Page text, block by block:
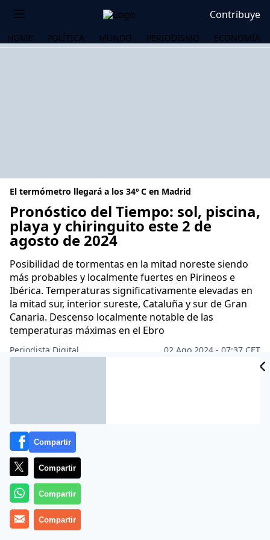
Contribuye
HOME POLÍTICA MUNDO PERIODISMO ECONOMÍA
El termómetro llegará a los 34º C en Madrid
Pronóstico del Tiempo: sol, piscina,
playa y chiringuito este 2 de
agosto de 2024
Posibilidad de tormentas en la mitad noreste siendo
más probables y localmente fuertes en Pirineos e
Ibérica. Temperaturas significativamente elevadas en
la mitad sur, interior sureste, Cataluña y sur de Gran
Canaria. Descenso localmente notable de las
temperaturas máximas en el Ebro
Periodista Digital
02 Ago 2024 - 07:37 CET
Compartir
Compartir
Compartir
Compartir